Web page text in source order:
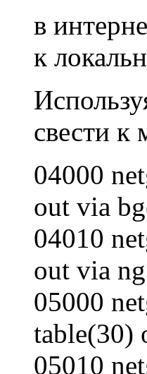
в
к
свести к
04000
out via
04010
out via
05000
table(30)
05010